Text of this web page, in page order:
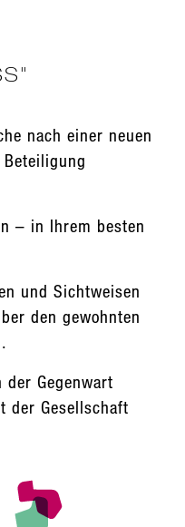
nach einer neuen
– in Ihrem besten
und Sichtweisen
den gewohnten
Gegenwart
der Gesellschaft